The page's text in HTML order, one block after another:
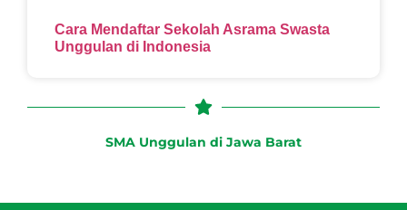
Cara Mendaftar Sekolah Asrama Swasta
Unggulan di Indonesia
SMA Unggulan di Jawa Barat